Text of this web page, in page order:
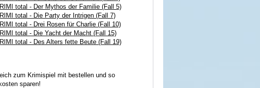
total - Der Mythos der Familie (Fall 5)
total - Die Party der Intrigen (Fall 7)
total - Drei Rosen für Charlie (Fall 10)
total - Die Yacht der Macht (Fall 15)
total - Des Alters fette Beute (Fall 19)
zum Krimispiel mit bestellen und so
sparen!